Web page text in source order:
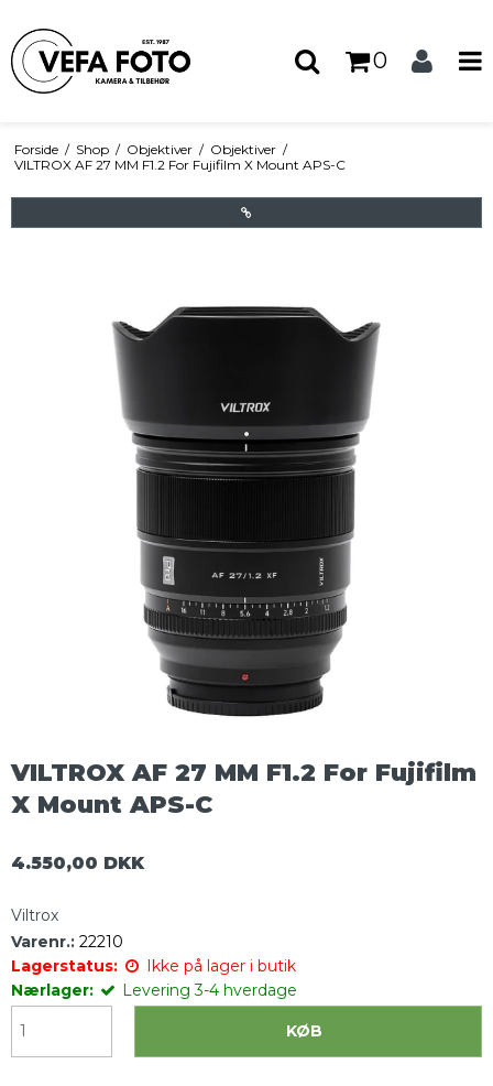
0
Forside / Shop / Objektiver / Objektiver /
VILTROX AF 27 MM F1.2 For Fujifilm X Mount APS-C
VILTROX AF 27 MM F1.2 For Fujifilm
X Mount APS-C
4.550,00 DKK
Viltrox
Varenr.: 22210
Lagerstatus:
Ikke på lager i butik
Nærlager:
Levering 3-4 hverdage
KØB